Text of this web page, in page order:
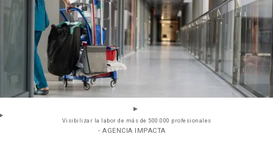
Visibilizar la labor de más de 500.000 profesionales
- AGENCIA IMPACTA